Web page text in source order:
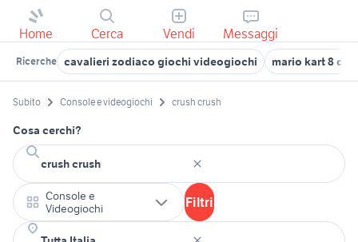
Home Cerca Vendi Messaggi
Ricerche cavalieri zodiaco giochi videogiochi mario kart 8
Subito Console e videogiochi crush crush
Cosa cerchi?
Console e
Videogiochi
Filtri